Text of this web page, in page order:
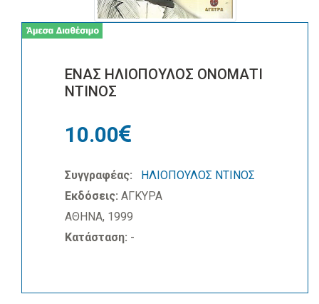
ΕΝΑΣ ΗΛΙΟΠΟΥΛΟΣ ΟΝΟΜΑΤΙ
ΝΤΙΝΟΣ
10.00
Συγγραφέας:
ΗΛΙΟΠΟΥΛΟΣ ΝΤΙΝΟΣ
Εκδόσεις: ΑΓΚΥΡΑ
ΑΘΗΝΑ, 1999
Κατάσταση: -